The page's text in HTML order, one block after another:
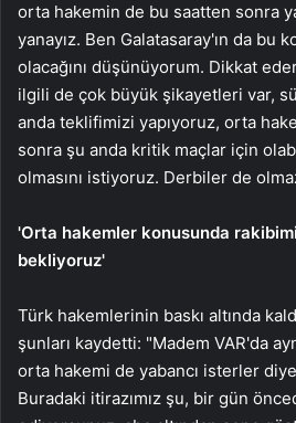
orta hakemin de bu saatten sonra
yanayız. Ben Galatasaray'ın da bu
olacağını düşünüyorum. Dikkat
ilgili de çok büyük şikayetleri var,
anda teklifimizi yapıyoruz, orta
sonra şu anda kritik maçlar için
olmasını istiyoruz. Derbiler de
'Orta hakemler konusunda
bekliyoruz'
Türk hakemlerinin baskı altında
şunları kaydetti: "Madem VAR'da
orta hakemi de yabancı isterler
Buradaki itirazımız şu, bir gün